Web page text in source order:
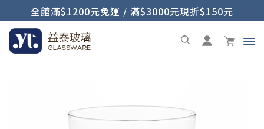
全館滿$1200元免運 / 滿$3000元現折$150元